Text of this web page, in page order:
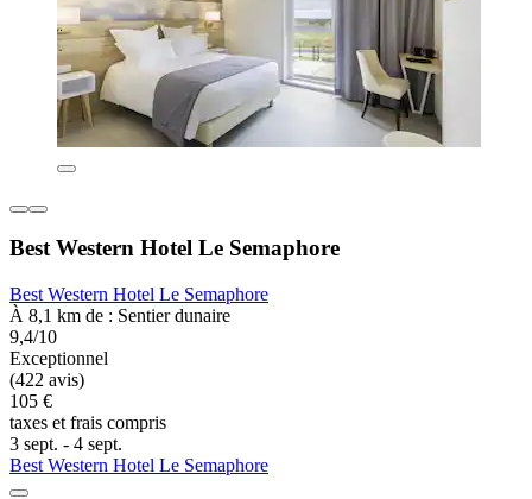
Best Western Hotel Le Semaphore
Best Western Hotel Le Semaphore
À 8,1 km de : Sentier dunaire
9,4/10
Exceptionnel
(422 avis)
105 €
taxes et frais compris
3 sept. - 4 sept.
Best Western Hotel Le Semaphore